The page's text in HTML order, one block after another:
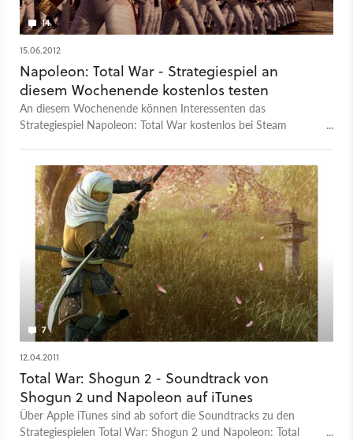
14
15.06.2012
Napoleon: Total War - Strategiespiel an
diesem Wochenende kostenlos testen
An diesem Wochenende können Interessenten das
Strategiespiel Napoleon: Total War kostenlos bei Steam
7
12.04.2011
Total War: Shogun 2 - Soundtrack von
Shogun 2 und Napoleon auf iTunes
Über Apple iTunes sind ab sofort die Soundtracks zu den
Strategiespielen Total War: Shogun 2 und Napoleon: Total